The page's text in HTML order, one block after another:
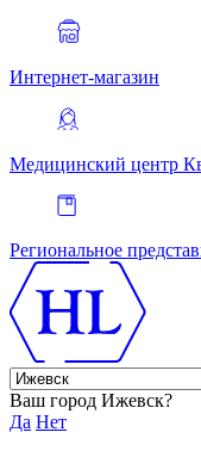
Интернет-магазин
Медицинский центр
Региональное
Ваш город Ижевск?
Да Нет